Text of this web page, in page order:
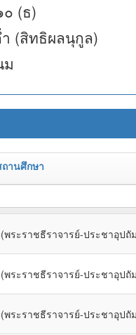
(ธ)
(สิทธิผลนุกูล)
ถานศึกษา
ระราชธีราจารย์-ประชาอุปถั
ระราชธีราจารย์-ประชาอุปถั
ระราชธีราจารย์-ประชาอุปถั